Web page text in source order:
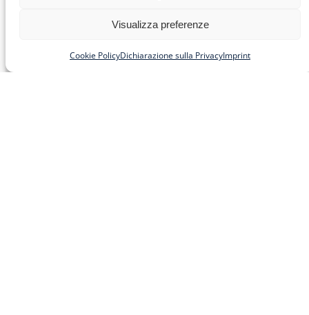
Visualizza preferenze
Cookie PolicyDichiarazione sulla PrivacyImprint
LEGGI TUTTO »